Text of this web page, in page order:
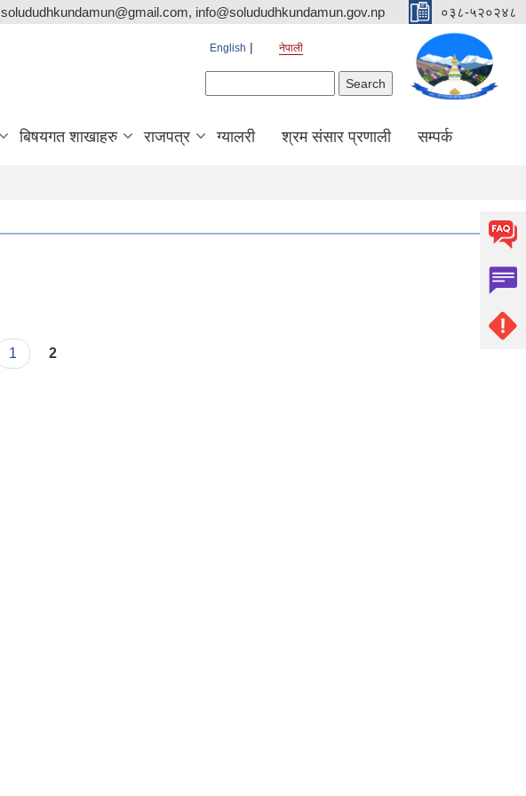
solududhkundamun@gmail.com, info@solududhkundamun.gov.np ०३८-५२०२४८
English नेपाली
बिषयगत शाखाहरु राजपत्र ग्यालरी श्रम संसार प्रणाली सम्पर्क
1 2